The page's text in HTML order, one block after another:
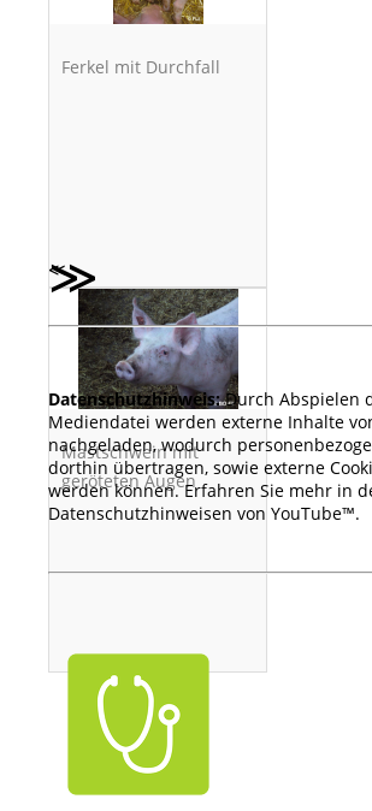
Ferkel mit Durchfall
Mastschwein mit
geröteten Augen
≪
≫
Datenschutzhinweis:Durch Abspielen
Mediendatei werden externe Inhalte
nachgeladen, wodurch
dorthin übertragen, sowie externe
werden können. Erfahren Sie mehr in
Datenschutzhinweisen von YouTube™.